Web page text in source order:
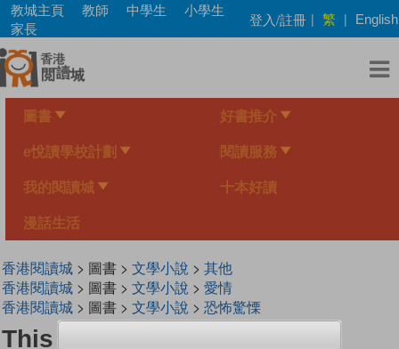
Skip
main
content
教城主頁 教師 中學生
小學生
家長
登入/註冊 | 繁 | English
圖書 好書推介
e悅讀學校計劃 閱讀服務
我的閱讀城 十本好讀
漫話生活
香港閱讀城> 圖書 > 文學小說 > 其他
香港閱讀城> 圖書 > 文學小說 > 愛情
香港閱讀城> 圖書 > 文學小說 > 恐怖驚慄
This Boy